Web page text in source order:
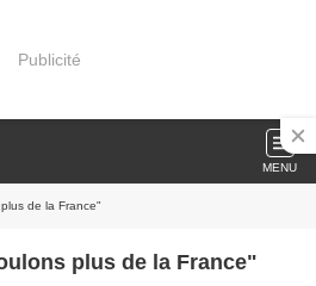
Publicité
MENU
de la France"
plus de la France"